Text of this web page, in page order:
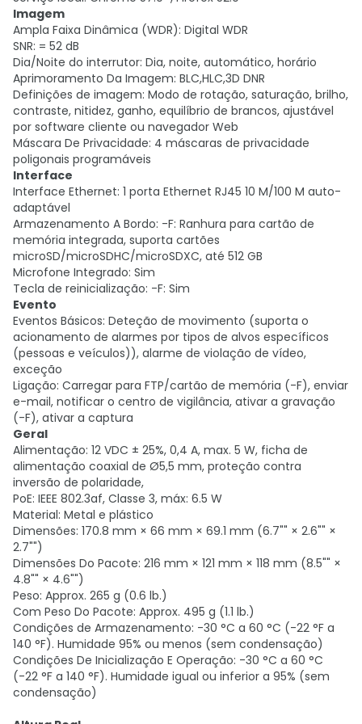
Imagem
Ampla Faixa Dinâmica (WDR): Digital WDR
SNR: = 52 dB
Dia/Noite do interrutor: Dia, noite, automático, horário
Aprimoramento Da Imagem: BLC,HLC,3D DNR
Definições de imagem: Modo de rotação, saturação, brilho,
contraste, nitidez, ganho, equilíbrio de brancos, ajustável
por software cliente ou navegador Web
Máscara De Privacidade: 4 máscaras de privacidade
poligonais programáveis
Interface
Interface Ethernet: 1 porta Ethernet RJ45 10 M/100 M auto-
adaptável
Armazenamento A Bordo: -F: Ranhura para cartão de
memória integrada, suporta cartões
microSD/microSDHC/microSDXC, até 512 GB
Microfone Integrado: Sim
Tecla de reinicialização: -F: Sim
Evento
Eventos Básicos: Deteção de movimento (suporta o
acionamento de alarmes por tipos de alvos específicos
(pessoas e veículos)), alarme de violação de vídeo,
exceção
Ligação: Carregar para FTP/cartão de memória (-F), enviar
e-mail, notificar o centro de vigilância, ativar a gravação
(-F), ativar a captura
Geral
Alimentação: 12 VDC ± 25%, 0,4 A, max. 5 W, ficha de
alimentação coaxial de Ø5,5 mm, proteção contra
inversão de polaridade,
PoE: IEEE 802.3af, Classe 3, máx: 6.5 W
Material: Metal e plástico
Dimensões: 170.8 mm × 66 mm × 69.1 mm (6.7"" × 2.6"" ×
2.7"")
Dimensões Do Pacote: 216 mm × 121 mm × 118 mm (8.5"" ×
4.8"" × 4.6"")
Peso: Approx. 265 g (0.6 lb.)
Com Peso Do Pacote: Approx. 495 g (1.1 lb.)
Condições de Armazenamento: -30 °C a 60 °C (-22 °F a
140 °F). Humidade 95% ou menos (sem condensação)
Condições De Inicialização E Operação: -30 °C a 60 °C
(-22 °F a 140 °F). Humidade igual ou inferior a 95% (sem
condensação)